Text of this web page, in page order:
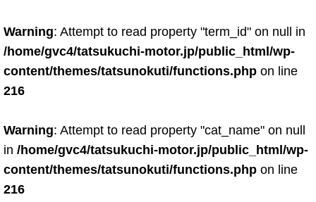
Warning: Attempt to read property "term_id" on null in
/home/gvc4/tatsukuchi-motor.jp/public_html/wp-
content/themes/tatsunokuti/functions.php on line
216
Warning: Attempt to read property "cat_name" on null
in /home/gvc4/tatsukuchi-motor.jp/public_html/wp-
content/themes/tatsunokuti/functions.php on line
216